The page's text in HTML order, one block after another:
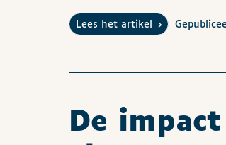
Lees het artikel
De